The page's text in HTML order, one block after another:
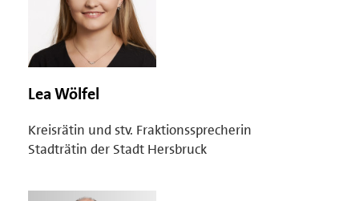
Lea Wölfel
Kreisrätin und stv. Fraktionssprecherin
Stadträtin der Stadt Hersbruck